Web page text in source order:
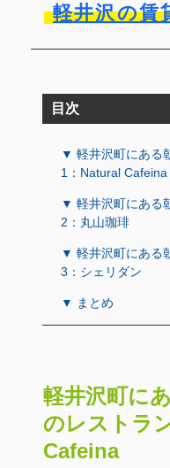
軽井沢の賃
目次
▼ 軽井沢町にある
1：Natural Cafeina
▼ 軽井沢町にある
2：丸山珈琲
▼ 軽井沢町にある
3：シェリダン
▼ まとめ
軽井沢町に
のレストラ
Cafeina